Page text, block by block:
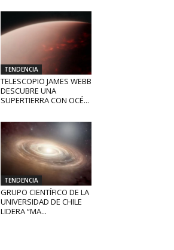
TENDENCIA
TELESCOPIO JAMES WEBB
DESCUBRE UNA
SUPERTIERRA CON OCÉ...
TENDENCIA
GRUPO CIENTÍFICO DE LA
UNIVERSIDAD DE CHILE
LIDERA “MA...